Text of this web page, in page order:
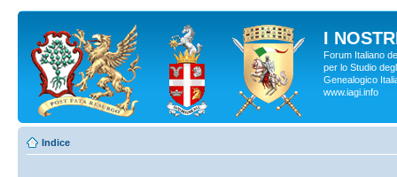
I
Forum Italiano
per lo Studio
Genealogico
www.iagi.info
Indice